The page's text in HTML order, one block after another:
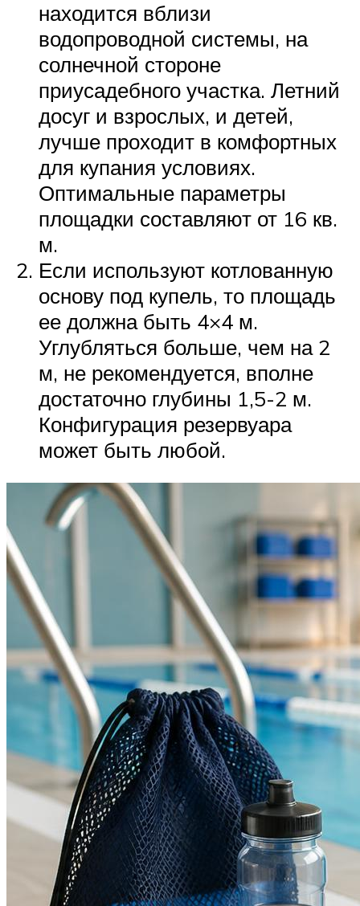
находится вблизи
водопроводной системы, на
солнечной стороне
приусадебного участка. Летний
досуг и взрослых, и детей,
лучше проходит в комфортных
для купания условиях.
Оптимальные параметры
площадки составляют от 16 кв.
м.
Если используют котлованную
основу под купель, то площадь
ее должна быть 4×4 м.
Углубляться больше, чем на 2
м, не рекомендуется, вполне
достаточно глубины 1,5-2 м.
Конфигурация резервуара
может быть любой.